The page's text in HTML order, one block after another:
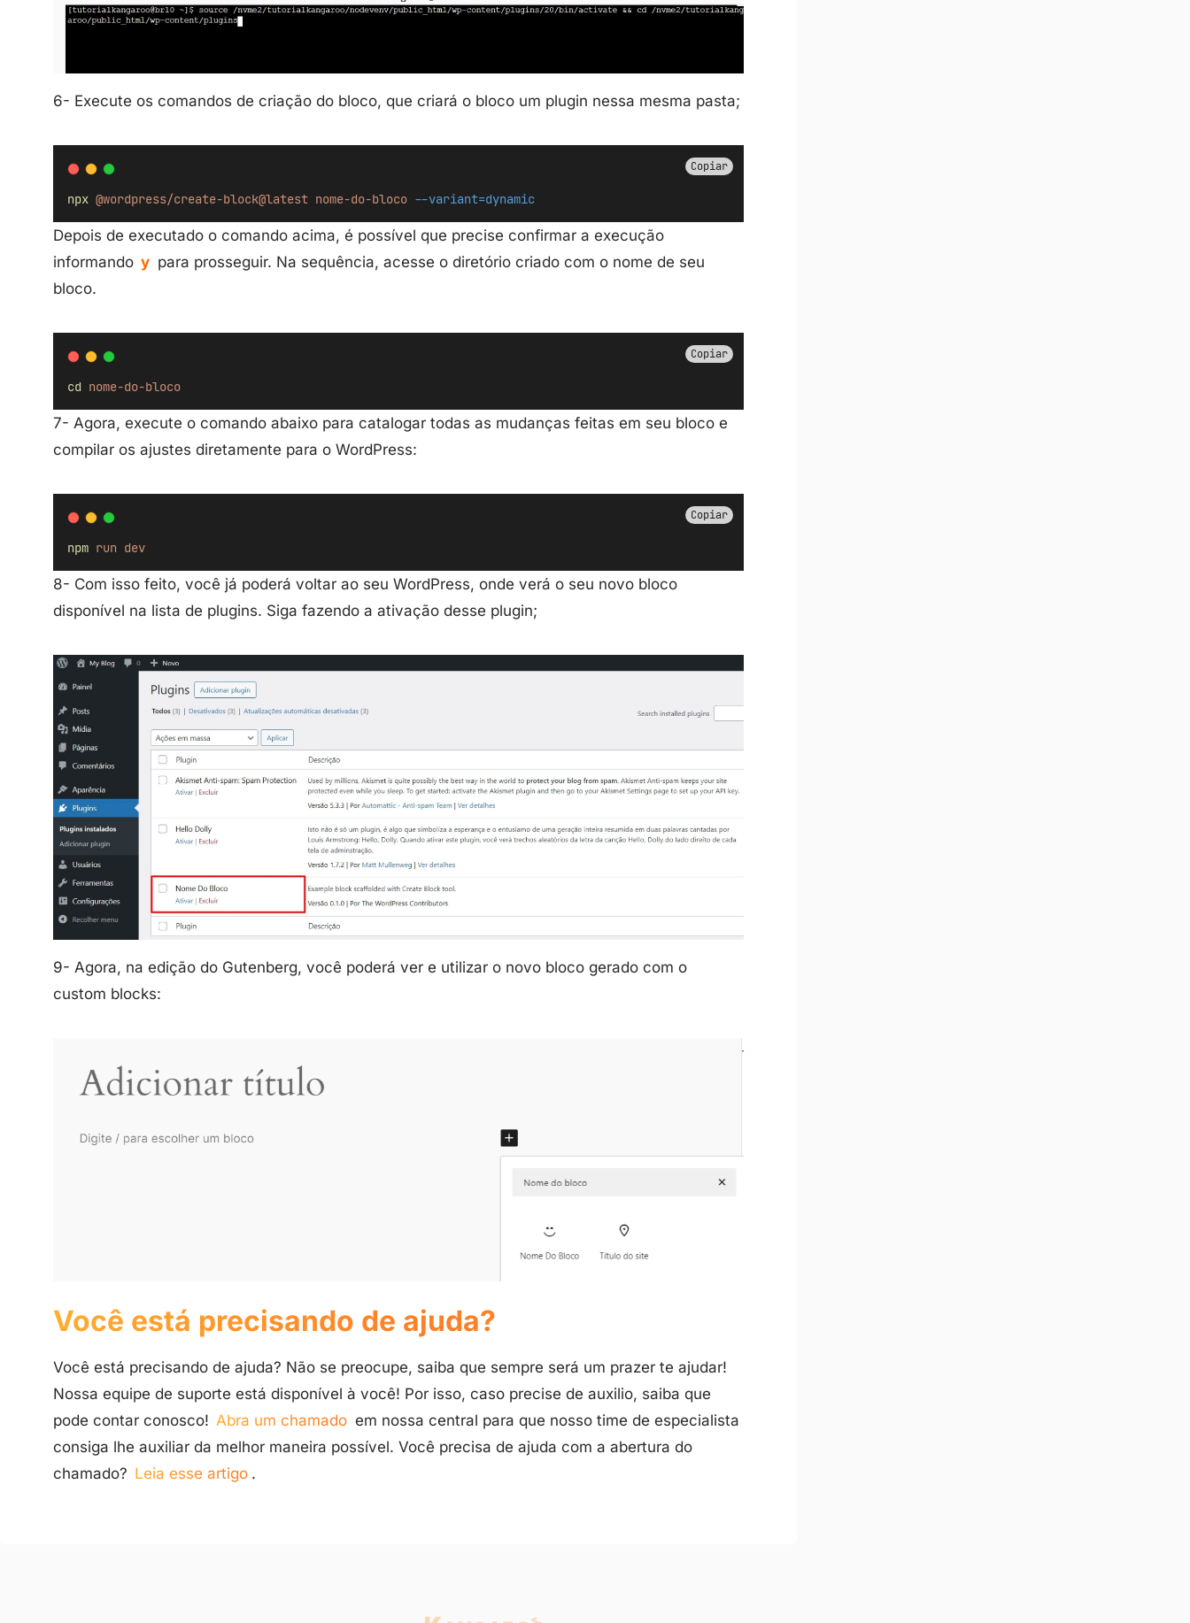
6- Execute os comandos de criação do bloco, que criará o bloco um plugin nessa mesma pasta;
Copiar
npx @wordpress/create-block@latest nome-do-bloco --variant=dynamic
Depois de executado o comando acima, é possível que precise confirmar a execução
informando y para prosseguir. Na sequência, acesse o diretório criado com o nome de seu
bloco.
Copiar
cd nome-do-bloco
7- Agora, execute o comando abaixo para catalogar todas as mudanças feitas em seu bloco e
compilar os ajustes diretamente para o WordPress:
Copiar
npm run dev
8- Com isso feito, você já poderá voltar ao seu WordPress, onde verá o seu novo bloco
disponível na lista de plugins. Siga fazendo a ativação desse plugin;
9- Agora, na edição do Gutenberg, você poderá ver e utilizar o novo bloco gerado com o
custom blocks:
Você está precisando de ajuda?
Você está precisando de ajuda? Não se preocupe, saiba que sempre será um prazer te ajudar!
Nossa equipe de suporte está disponível à você! Por isso, caso precise de auxilio, saiba que
pode contar conosco! Abra um chamado em nossa central para que nosso time de especialista
consiga lhe auxiliar da melhor maneira possível. Você precisa de ajuda com a abertura do
chamado? Leia esse artigo .